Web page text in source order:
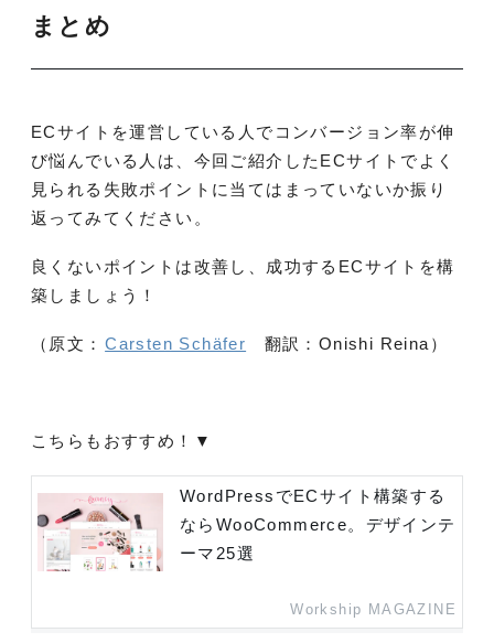
まとめ
ECサイトを運営している人でコンバージョン率が伸
び悩んでいる人は、今回ご紹介したECサイトでよく
見られる失敗ポイントに当てはまっていないか振り
返ってみてください。
良くないポイントは改善し、成功するECサイトを構
築しましょう！
（原文： Carsten Schäfer 翻訳：Onishi Reina）
こちらもおすすめ！▼
WordPressでECサイト構築する
ならWooCommerce。デザインテ
ーマ25選
Workship MAGAZINE